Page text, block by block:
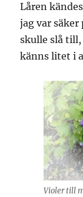
Låren
jag var
skulle slå till,
känns litet i
Violer till